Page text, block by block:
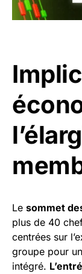
Le sommet
plus de 40
centrées sur
groupe pour
intégré.